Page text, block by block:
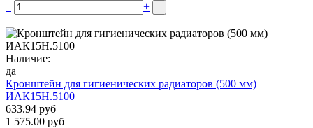
–
+
Наличие:
да
Кронштейн для гигиенических радиаторов (500 мм)
ИАК15Н.5100
633.94 руб
1 575.00 руб